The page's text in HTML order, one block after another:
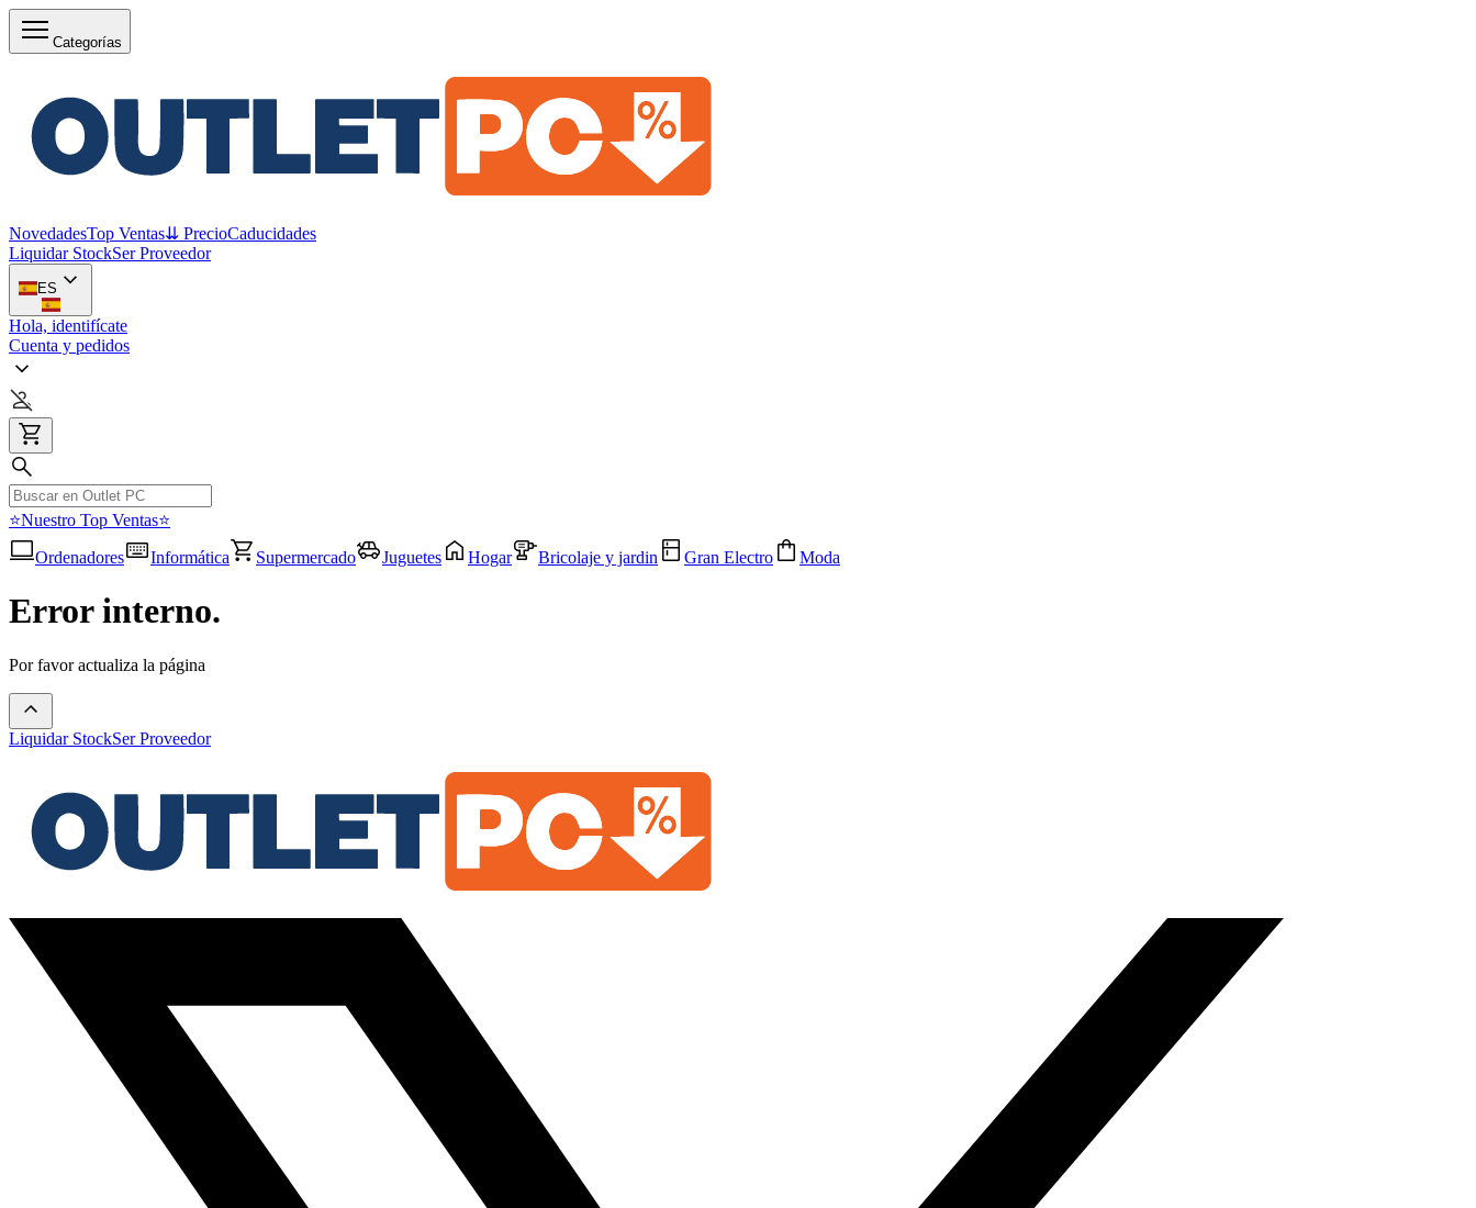
Categorías
NovedadesTop Ventas⇊ PrecioCaducidades
Liquidar StockSer Proveedor
ES
Hola, identifícate
Cuenta y pedidos
⭐Nuestro Top Ventas⭐
Ordenadores
Informática Supermercado Juguetes Hogar Bricolaje y jardin Gran Electro Moda
Error interno.
Por favor actualiza la página
Liquidar StockSer Proveedor